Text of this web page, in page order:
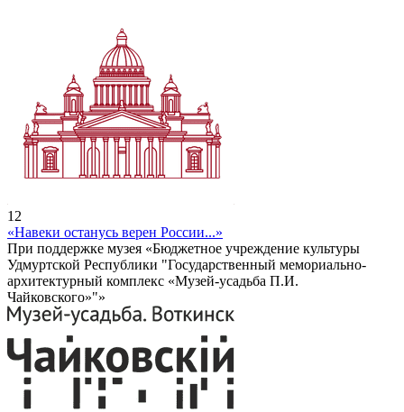
12
«Навеки останусь верен России...»
При поддержке музея «Бюджетное учреждение культуры
Удмуртской Республики "Государственный мемориально-
архитектурный комплекс «Музей-усадьба П.И.
Чайковского»"»